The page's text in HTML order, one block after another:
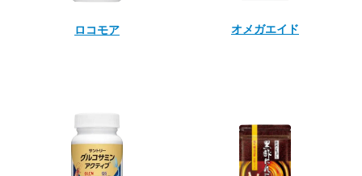
ロコモア オメガエイド